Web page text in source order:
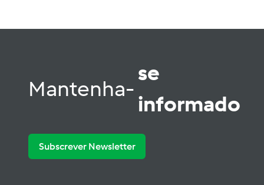
Mantenha-
se
informado
Subscrever Newsletter